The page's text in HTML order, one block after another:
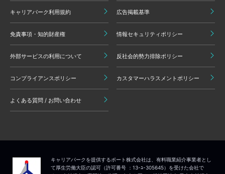
キャリアパーク利用規約 広告掲載基準
免責事項・知的財産権 情報セキュリティポリシー
外部サービスの利用について 反社会的勢力排除ポリシー
コンプライアンスポリシー カスタマーハラスメントポリシー
よくある質問 / お問い合わせ